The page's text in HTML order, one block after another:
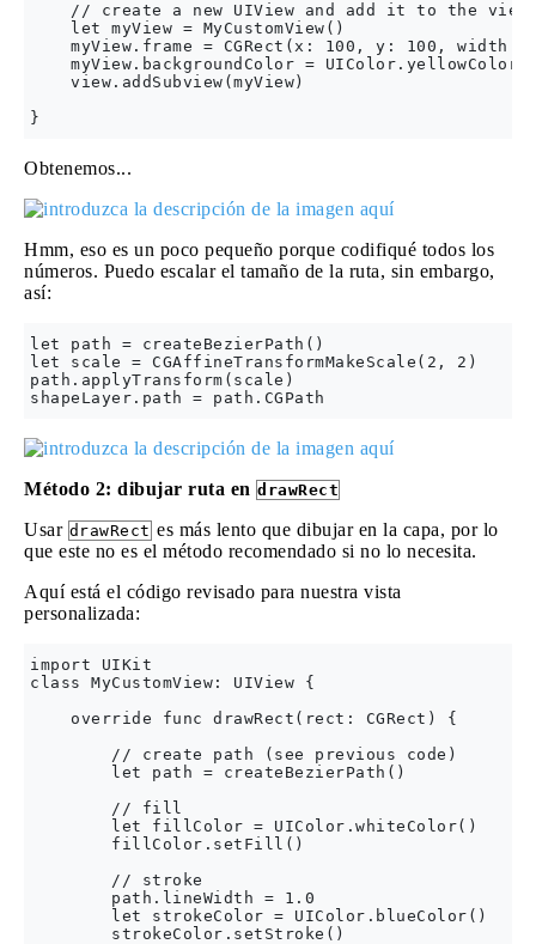
// create a new UIView and add it to the view
    let myView = MyCustomView()
myView.frame = CGRect(x: 100, y: 100, width:
myView.backgroundColor =
    view.addSubview(myView)
Obtenemos...
Hmm, eso es un poco pequeño porque codifiqué todos los
números. Puedo escalar el tamaño de la ruta, sin embargo,
así:
let path = createBezierPath()
let scale = CGAffineTransformMakeScale(2, 2)
path.applyTransform(scale)
Método 2: dibujar ruta en drawRect
Usar drawRect es más lento que dibujar en la capa, por lo
que este no es el método recomendado si no lo necesita.
Aquí está el código revisado para nuestra vista
personalizada:
import UIKit
class MyCustomView: UIView {
    override func drawRect(rect: CGRect) {
        // create path (see previous code)
        let path = createBezierPath()
        // fill
        let fillColor = UIColor.whiteColor()
        fillColor.setFill()
        // stroke
        path.lineWidth = 1.0
        let strokeColor = UIColor.blueColor()
        strokeColor.setStroke()